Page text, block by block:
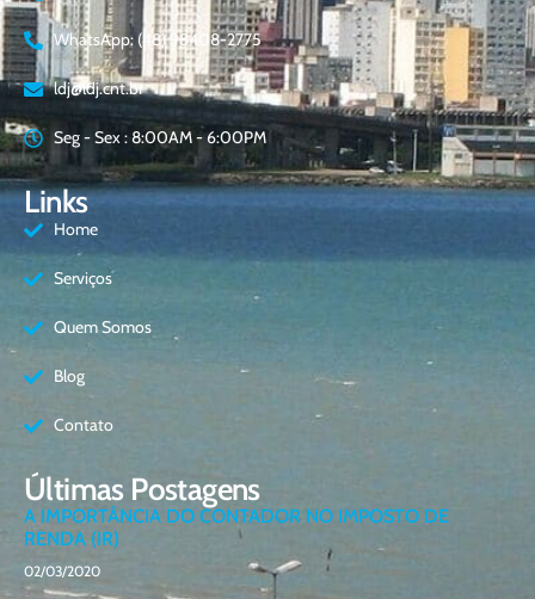
WhatsApp: (48) 98408-2775
ldj@ldj.cnt.br
Seg - Sex : 8:00AM - 6:00PM
Links
Home
Serviços
Quem Somos
Blog
Contato
Últimas Postagens
A IMPORTÂNCIA DO CONTADOR NO IMPOSTO DE
RENDA (IR)
02/03/2020